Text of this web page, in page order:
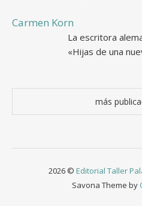
Carmen Korn
La escritora
«Hijas de una
2026 © Editorial Taller
Savona Theme by